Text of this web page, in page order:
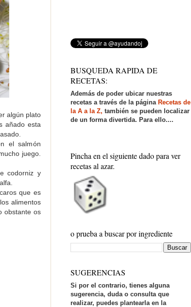
algún plato
añado esta
el salmón
juego.
codorniz y
que es
alimentos
obstante os
BUSQUEDA RAPIDA DE
RECETAS:
Además de poder ubicar nuestras
recetas a través de la páginaRecetas de
la A a la Z, también se pueden localizar
de un forma divertida. Para ello....
Pincha en el siguiente dado para ver
recetas al azar.
o prueba a buscar por ingrediente
SUGERENCIAS
Si por el contrario, tienes alguna
sugerencia, duda o consulta que
realizar, puedes plantearla en la